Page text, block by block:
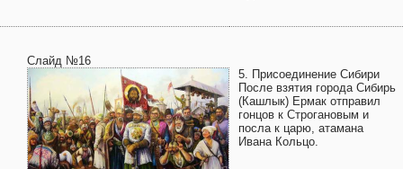
Слайд №16
5. Присоединение Сибири
После взятия города Сибирь
(Кашлык) Ермак отправил
гонцов к Строгановым и
посла к царю, атамана
Ивана Кольцо.